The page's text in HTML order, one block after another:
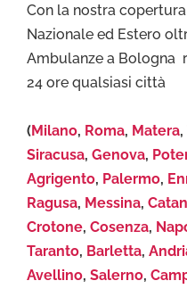
Con la nostra
Nazionale ed Estero
Ambulanze a Bologna
24 ore qualsiasi città
(Milano, Roma, Matera,
Siracusa, Genova,
Agrigento, Palermo,
Ragusa, Messina,
Crotone, Cosenza,
Taranto, Barletta,
Avellino, Salerno,